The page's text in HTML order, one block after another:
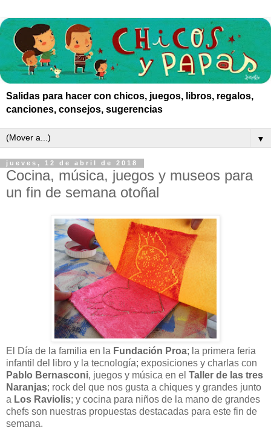
Salidas para hacer con chicos, juegos, libros, regalos,
canciones, consejos, sugerencias
▼
jueves, 12 de abril de 2018
Cocina, música, juegos y museos para
un fin de semana otoñal
El Día de la familia en la Fundación Proa; la primera feria
infantil del libro y la tecnología; exposiciones y charlas con
Pablo Bernasconi, juegos y música en el Taller de las tres
Naranjas; rock del que nos gusta a chiques y grandes junto
a Los Raviolis; y cocina para niños de la mano de grandes
chefs son nuestras propuestas destacadas para este fin de
semana.